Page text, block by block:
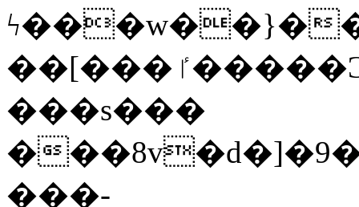
ϟ���w��}�
��[���ٵ�����Ͻ���������x�ս��Apq�����޻�V����O�cp����ٝy{����:�k�ןNݯOOCyx6���&���?
���s���
�
���-